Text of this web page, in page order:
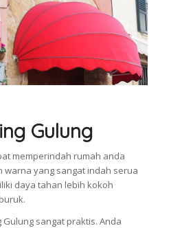
Gulung
memperindah rumah anda
warna yang sangat indah serua
daya tahan lebih kokoh
sangat praktis. Anda